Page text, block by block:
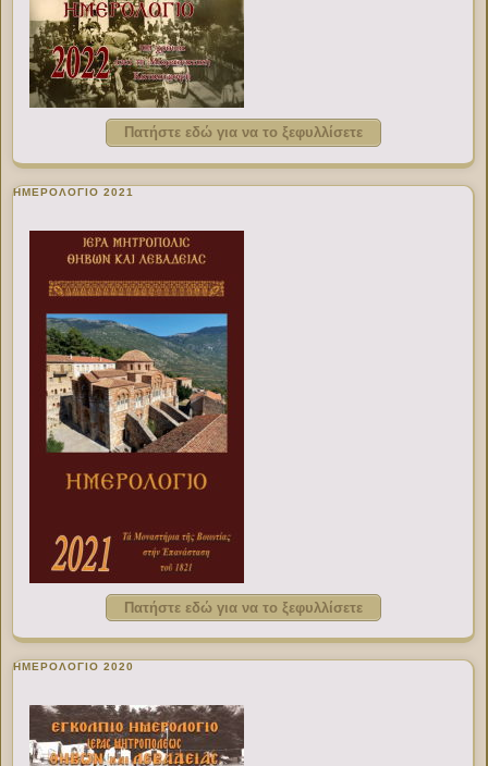
Πατήστε εδώ για να το ξεφυλλίσετε
ΗΜΕΡΟΛΟΓΙΟ 2021
Πατήστε εδώ για να το ξεφυλλίσετε
ΗΜΕΡΟΛΟΓΙΟ 2020